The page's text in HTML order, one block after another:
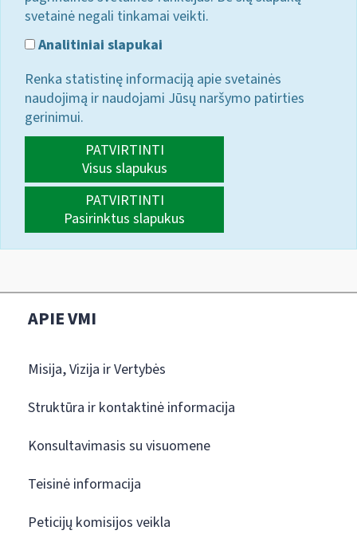
svetainė negali tinkamai veikti.
Analitiniai slapukai
Renka statistinę informaciją apie svetainės
naudojimą ir naudojami Jūsų naršymo patirties
gerinimui.
PATVIRTINTI
Visus slapukus
PATVIRTINTI
Pasirinktus slapukus
APIE VMI
Misija, Vizija ir Vertybės
Struktūra ir kontaktinė informacija
Konsultavimasis su visuomene
Teisinė informacija
Peticijų komisijos veikla